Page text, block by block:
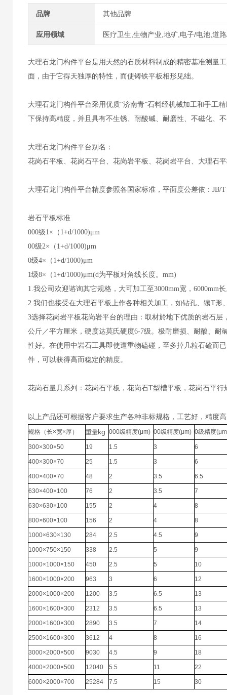
品牌 其他品牌
应用领域 医疗卫生,生物产业,地矿,电子/电池,道
大理石龙门构件平台是用天然的石质材料制成的精密基准测量
面，由于它得天独厚的特性，而使铸铁平板相形见绌。
大理石龙门构件平台采用优质“济南青”石料经机械加工和手工
下保持高精度，并且具有不生锈、耐酸碱、耐磨性、不磁化、
大理石龙门构件平台别名：
花岗石平板、花岗石平台、花岗岩平板、花岗岩平台、大理石
大理石龙门构件平台精度参照各国家标准，平面度公差依：JB/T
岩石平板标准
000级1×（1+d/1000)μm
00级2×（1+d/1000)μm
0级4×（1+d/1000)μm
1级8×（1+d/1000)μm(d为平板对角线长度。mm)
1.我公司欢迎谘询其它规格，大可加工至3000mm宽，6000mm
2.我们也接受在大理石平板上作各种相关加工，如钻孔、镶T形
3选择花岗岩平板花岗岩平台的理由：取材於地下优质的岩石
公斤／平方厘米，硬度达莫氏硬度6-7级。极耐磨损、耐酸、
性好。在使用中岩石工具即使遭重物磕碰，至多掉几粒石碴而
件，可以获得高而稳定的精度。
花岗石量具系列：花岗石平板，花岗石T型槽平板，花岗石平
以上产品还可根据客户要求生产各种非标规格，工艺好，精度
规格（长×宽×厚） 重量kg 000级精度(μm) 00级精度(μm) 0级精度
300×300×50 19 1.5 3 6
400×300×70 25 1.5 3 6
400×400×70 48 2 3.5 6.5
630×400×100 76 2 3.5 7
630×630×100 155 2 4 8
800×600×100 156 2 4 8
1000×630×130 284 2.5 4.5 9
1000×750×150 338 2.5 5 9
1000×1000×150 450 2.5 5 10
1600×1000×200 963 3 6 12
2000×1000×200 1200 3.5 6.5 13
1600×1600×300 2312 3.5 6.5 13
2000×1600×300 2890 3.5 7 14
2500×1600×300 3612 4 8 16
3000×2000×500 9030 4.5 9 18
4000×2000×500 12040 5.5 11 22
6000×2000×700 25284 7.5 15 30